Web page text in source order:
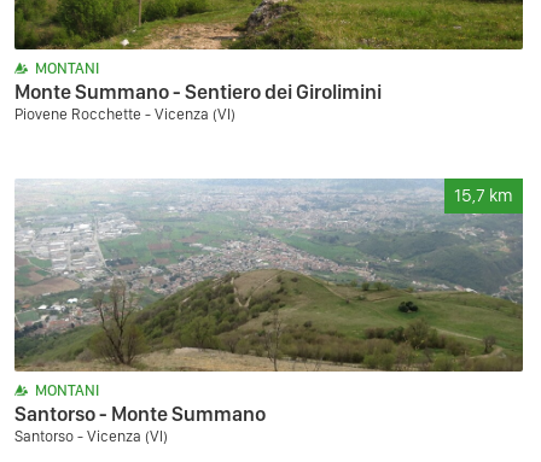
MONTANI
Monte Summano - Sentiero dei Girolimini
Piovene Rocchette - Vicenza (VI)
15,7 km
MONTANI
Santorso - Monte Summano
Santorso - Vicenza (VI)